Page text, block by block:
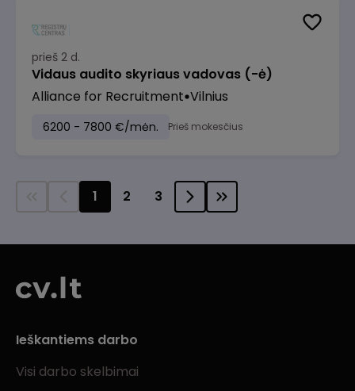
prieš 2 d.
Vidaus audito skyriaus vadovas (-ė)
Alliance for Recruitment Vilnius
6200 - 7800 €/mėn. Prieš mokesčius
1 2 3
Ieškantiems darbo
Visi darbo skelbimai